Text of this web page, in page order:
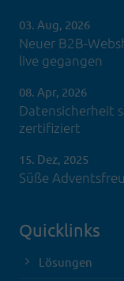
03. Aug, 2026
Neuer B2B-
live gegangen
08. Apr, 2026
Datensicherheit
zertifiziert
15. Dez, 2025
Süße
Quicklinks
Lösungen